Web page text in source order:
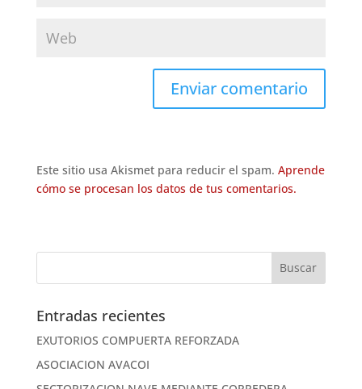
Este sitio usa Akismet para reducir el spam. Aprende
cómo se procesan los datos de tus comentarios.
Entradas recientes
EXUTORIOS COMPUERTA REFORZADA
ASOCIACION AVACOI